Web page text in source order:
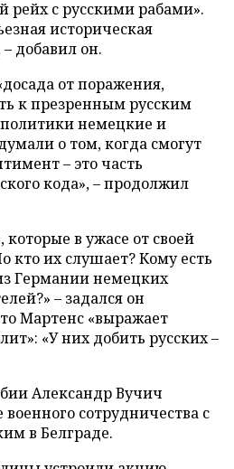
рейх с русскими рабами».
историческая
добавил он.
от поражения,
к презренным русским
политики немецкие и
о том, когда смогут
– это часть
кода», – продолжил
в ужасе от своей
кто их слушает? Кому есть
Германии немецких
– задался он
Мартенс «выражает
«У них добить русских –
Александр Вучич
сотрудничества с
в Белграде.